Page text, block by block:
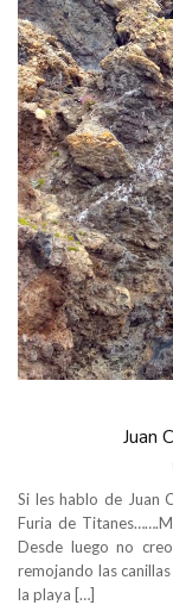
Juan
Si les hablo de Juan
Furia de
Desde luego no
remojando las
la playa […]